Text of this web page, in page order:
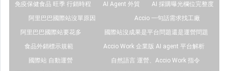
免疫保健食品 旺季 行銷時程
AI Agent 外貿
AI 採購曝光欄位完整度
阿里巴巴國際站沒單原因
Accio 一句話需求找工廠
阿里巴巴國際站要花多
國際站沒成果是平台問題還是運營問題
食品外銷標示規範
Accio Work 企業版 AI agent 平台解析
國際站 自動運營
自然語言 運營、Accio Work 指令